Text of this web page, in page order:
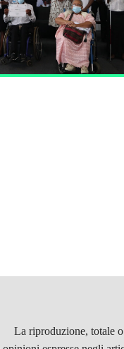
La riproduzione, totale